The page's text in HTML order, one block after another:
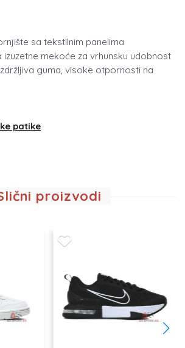
sa tekstilnim panelima
izuzetne mekoće za vrhunsku udobnost
guma, visoke otpornosti na
patike
proizvodi